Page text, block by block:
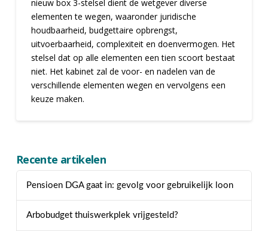
nieuw box 3-stelsel dient de wetgever diverse
elementen te wegen, waaronder juridische
houdbaarheid, budgettaire opbrengst,
uitvoerbaarheid, complexiteit en doenvermogen. Het
stelsel dat op alle elementen een tien scoort bestaat
niet. Het kabinet zal de voor- en nadelen van de
verschillende elementen wegen en vervolgens een
keuze maken.
Recente artikelen
Pensioen DGA gaat in: gevolg voor gebruikelijk loon
Arbobudget thuiswerkplek vrijgesteld?